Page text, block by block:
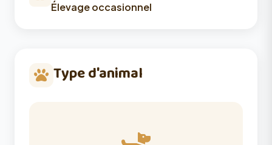
Élevage occasionnel
Type d'animal